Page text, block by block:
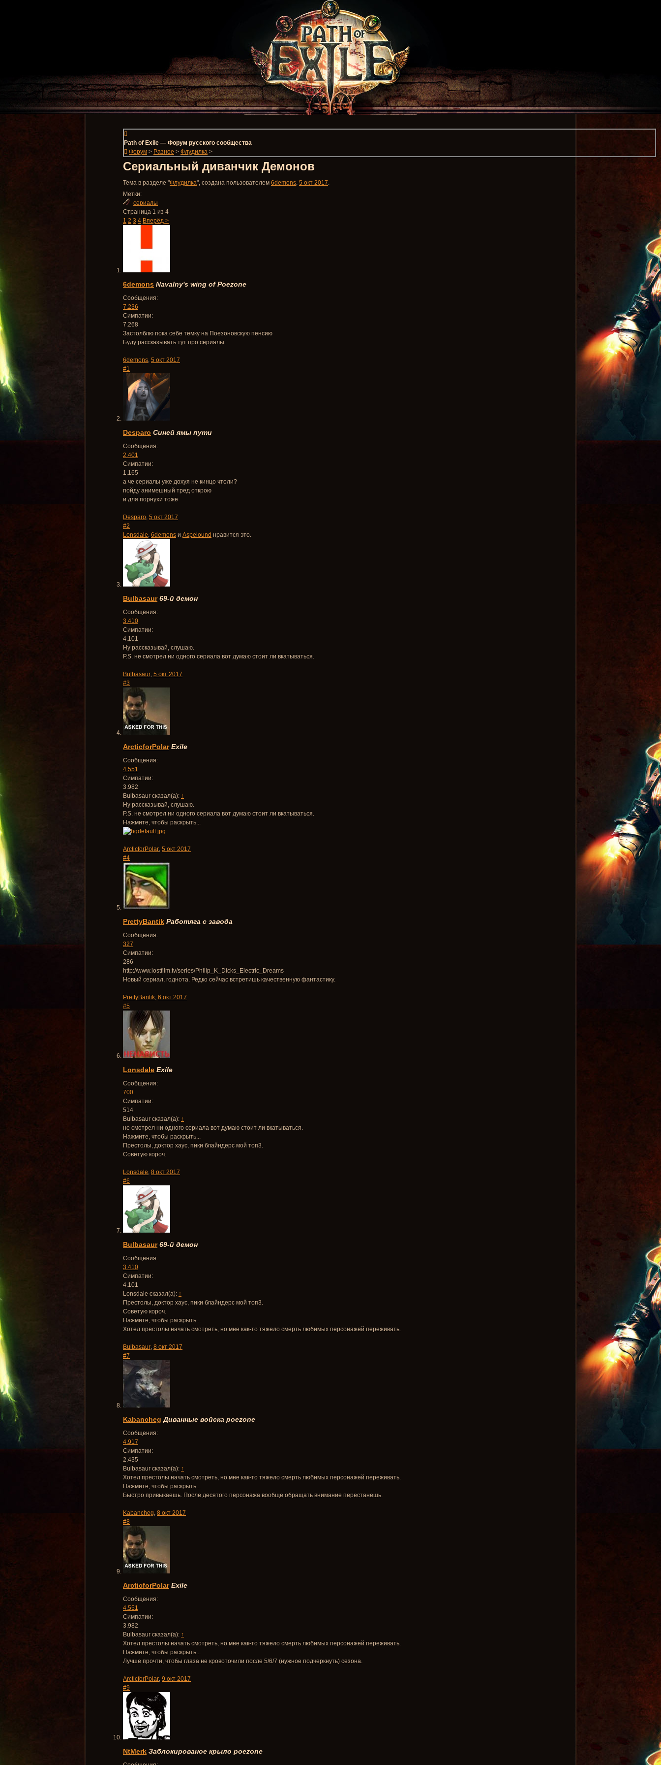
Path of Exile — Форум русского сообщества
Форум > Разное > Флудилка >
Сериальный диванчик Демонов
Тема в разделе "Флудилка", создана пользователем 6demons, 5 окт 2017.
Метки:
сериалы
Страница 1 из 4
1 2 3 4 Вперёд >
6demons Navalny's wing of Poezone
Сообщения:
7.236
Симпатии:
7.268
Застолблю пока себе темку на Поезоновскую пенсию
Буду рассказывать тут про сериалы.
6demons, 5 окт 2017
#1
Desparo Синей ямы пути
Сообщения:
2.401
Симпатии:
1.165
а че сериалы уже дохуя не кинцо чтоли?
пойду анимешный тред открою
и для порнухи тоже
Desparo, 5 окт 2017
#2
Lonsdale, 6demons и Aspelound нравится это.
Bulbasaur 69-й демон
Сообщения:
3.410
Симпатии:
4.101
Ну рассказывай, слушаю.
P.S. не смотрел ни одного сериала вот думаю стоит ли вкатываться.
Bulbasaur, 5 окт 2017
#3
ArcticforPolar Exile
Сообщения:
4.551
Симпатии:
3.982
Bulbasaur сказал(а): ↑
Ну рассказывай, слушаю.
P.S. не смотрел ни одного сериала вот думаю стоит ли вкатываться.
Нажмите, чтобы раскрыть...
ArcticforPolar, 5 окт 2017
#4
PrettyBantik Работяга с завода
Сообщения:
327
Симпатии:
286
http://www.lostfilm.tv/series/Philip_K_Dicks_Electric_Dreams
Новый сериал, годнота. Редко сейчас встретишь качественную фантастику.
PrettyBantik, 6 окт 2017
#5
Lonsdale Exile
Сообщения:
700
Симпатии:
514
Bulbasaur сказал(а): ↑
не смотрел ни одного сериала вот думаю стоит ли вкатываться.
Нажмите, чтобы раскрыть...
Престолы, доктор хаус, пики блайндерс мой топ3.
Советую короч.
Lonsdale, 8 окт 2017
#6
Bulbasaur 69-й демон
Сообщения:
3.410
Симпатии:
4.101
Lonsdale сказал(а): ↑
Престолы, доктор хаус, пики блайндерс мой топ3.
Советую короч.
Нажмите, чтобы раскрыть...
Хотел престолы начать смотреть, но мне как-то тяжело смерть любимых персонажей переживать.
Bulbasaur, 8 окт 2017
#7
Kabancheg Диванные войска poezone
Сообщения:
4.917
Симпатии:
2.435
Bulbasaur сказал(а): ↑
Хотел престолы начать смотреть, но мне как-то тяжело смерть любимых персонажей переживать.
Нажмите, чтобы раскрыть...
Быстро привыкаешь. После десятого персонажа вообще обращать внимание перестанешь.
Kabancheg, 8 окт 2017
#8
ArcticforPolar Exile
Сообщения:
4.551
Симпатии:
3.982
Bulbasaur сказал(а): ↑
Хотел престолы начать смотреть, но мне как-то тяжело смерть любимых персонажей переживать.
Нажмите, чтобы раскрыть...
Лучше прочти, чтобы глаза не кровоточили после 5/6/7 (нужное подчеркнуть) сезона.
ArcticforPolar, 9 окт 2017
#9
NtMerk Заблокированое крыло poezone